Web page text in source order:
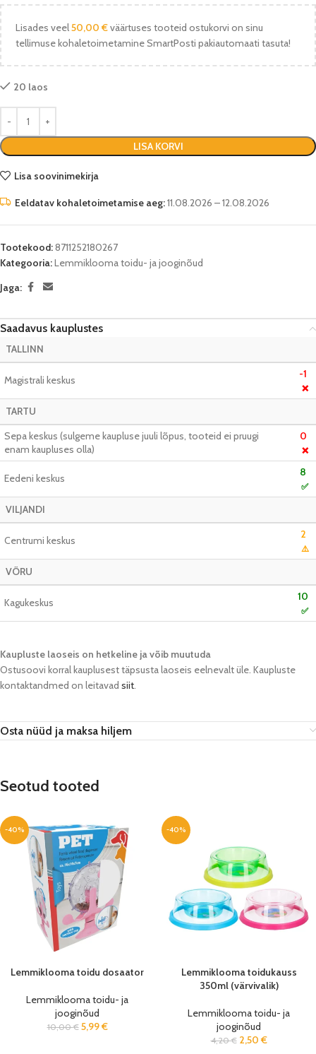
Lisades veel50,00 €väärtuses tooteid ostukorvi on sinu
tellimuse kohaletoimetamine SmartPosti pakiautomaati tasuta!
20 laos
LISA KORVI
Lisa soovinimekirja
Eeldatav kohaletoimetamise aeg:11.08.2026 – 12.08.2026
Tootekood:8711252180267
Kategooria:Lemmiklooma toidu- ja jooginõud
Jaga:
Saadavus kauplustes
TALLINN
Magistrali keskus -1
❌
TARTU
Sepa keskus (sulgeme kaupluse juuli lõpus, tooteid ei pruugi
enam kaupluses olla)
0
❌
Eedeni keskus 8
✅
VILJANDI
Centrumi keskus 2
⚠️
VÕRU
Kagukeskus 10
✅
Kaupluste laoseis on hetkeline ja võib muutuda​
Ostusoovi korral kauplusest täpsusta laoseis eelnevalt üle. Kaupluste
kontaktandmed on leitavad siit.
Osta nüüd ja maksa hiljem
Seotud tooted
-40%
Lemmiklooma toidu dosaator
Lemmiklooma toidu- ja
jooginõud
10,00€ 5,99€
-40%
Lemmiklooma toidukauss
350ml (värvivalik)
Lemmiklooma toidu- ja
jooginõud
4,20€ 2,50 €